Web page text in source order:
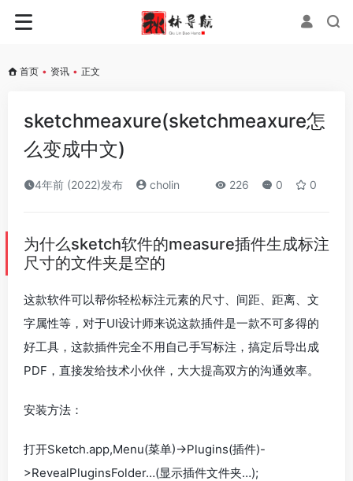
首页 • 资讯 • 正文
sketchmeaxure(sketchmeaxure怎
么变成中文)
4年前 (2022)发布 cholin 226 0 0
为什么sketch软件的measure插件生成标注
尺寸的文件夹是空的
这款软件可以帮你轻松标注元素的尺寸、间距、距离、文
字属性等，对于UI设计师来说这款插件是一款不可多得的
好工具，这款插件完全不用自己手写标注，搞定后导出成
PDF，直接发给技术小伙伴，大大提高双方的沟通效率。
安装方法：
打开Sketch.app,Menu(菜单)->Plugins(插件)-
>RevealPluginsFolder…(显示插件文件夹…);